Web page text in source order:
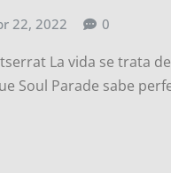
22, 2022 0
La vida se trata
Soul Parade sabe